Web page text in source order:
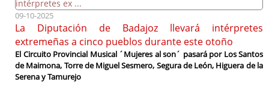
09-10-2025
La Diputación de Badajoz llevará intérpretes
extremeñas a cinco pueblos durante este otoño
El Circuito Provincial Musical ´Mujeres al son´ pasará por Los Santos
de Maimona, Torre de Miguel Sesmero, Segura de León, Higuera de la
Serena y Tamurejo